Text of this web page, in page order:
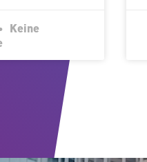
Keine